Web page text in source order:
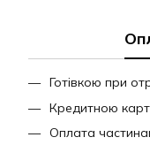
Готівкою при
Кредитною
Оплата